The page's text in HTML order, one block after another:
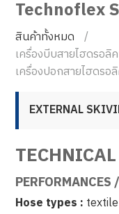
Technoflex
สินค้าทั้งหมด
เครื่องบีบสายไฮดรอลิ
เครื่องปอกสายไฮดรอ
EXTERNAL
Hose types :